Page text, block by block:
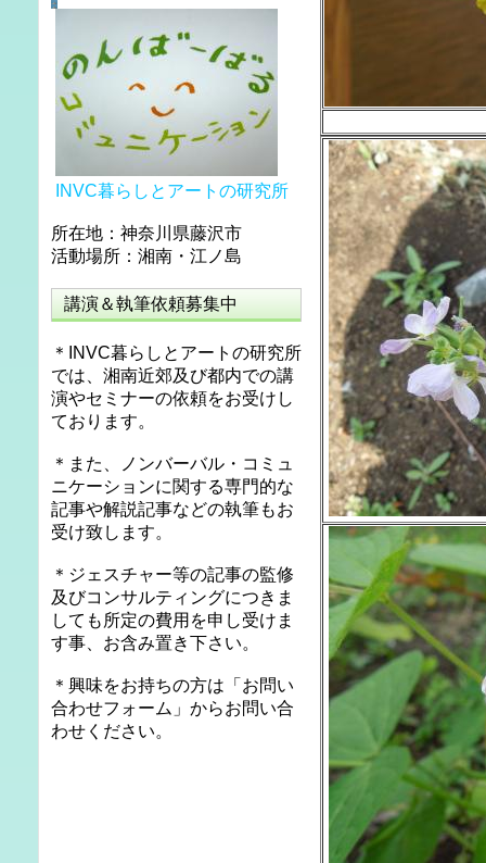
INVC暮らしとアートの研究所
所在地：神奈川県藤沢市
活動場所：湘南・江ノ島
講演＆執筆依頼募集中
＊INVC暮らしとアートの研究所
では、湘南近郊及び都内での講
演やセミナーの依頼をお受けし
ております。
＊また、ノンバーバル・コミュ
ニケーションに関する専門的な
記事や解説記事などの執筆もお
受け致します。
＊ジェスチャー等の記事の監修
及びコンサルティングにつきま
しても所定の費用を申し受けま
す事、お含み置き下さい。
＊興味をお持ちの方は「お問い
合わせフォーム」からお問い合
わせください。